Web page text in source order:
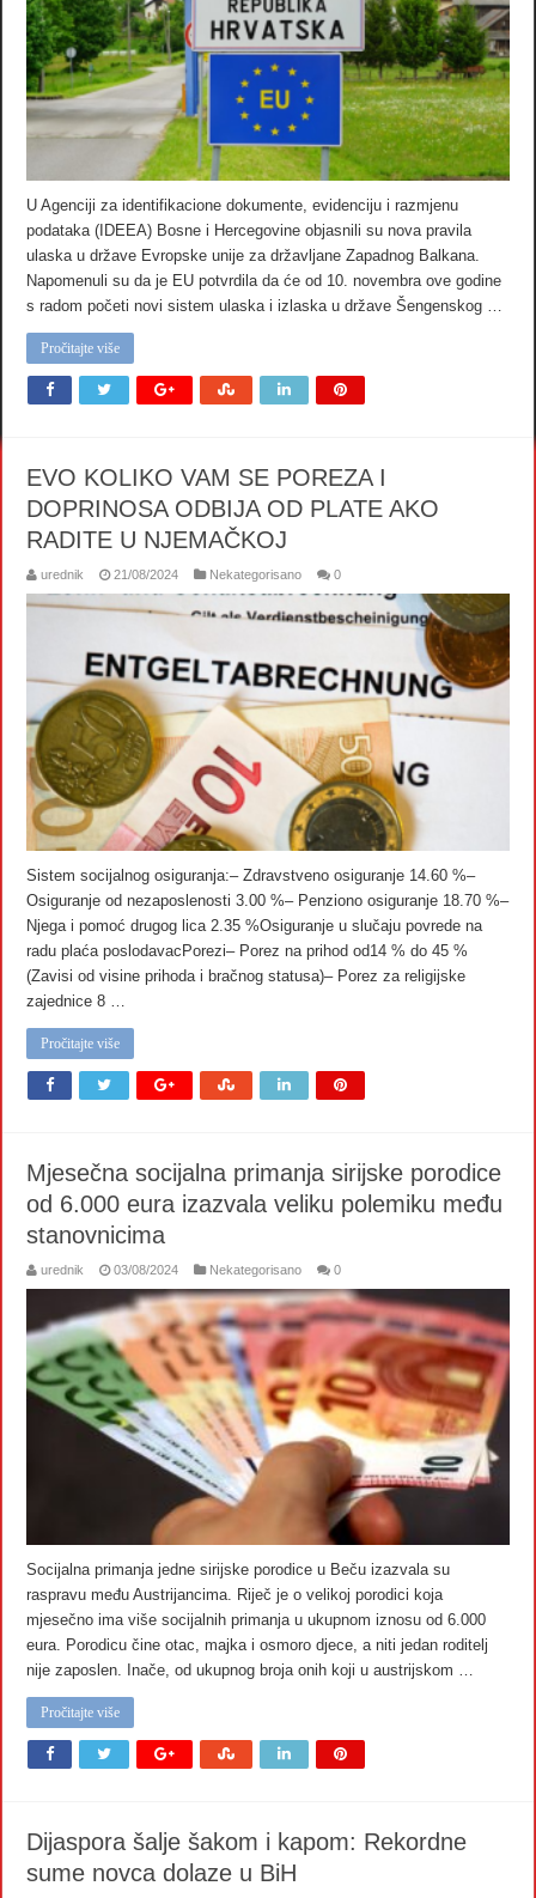
U Agenciji za identifikacione dokumente, evidenciju i razmjenu
podataka (IDEEA) Bosne i Hercegovine objasnili su nova pravila
ulaska u države Evropske unije za državljane Zapadnog Balkana.
Napomenuli su da je EU potvrdila da će od 10. novembra ove godine
s radom početi novi sistem ulaska i izlaska u države Šengenskog …
Pročitajte više
EVO KOLIKO VAM SE POREZA I
DOPRINOSA ODBIJA OD PLATE AKO
RADITE U NJEMAČKOJ
urednik 21/08/2024 Nekategorisano 0
Sistem socijalnog osiguranja:– Zdravstveno osiguranje 14.60 %–
Osiguranje od nezaposlenosti 3.00 %– Penziono osiguranje 18.70 %–
Njega i pomoć drugog lica 2.35 %Osiguranje u slučaju povrede na
radu plaća poslodavacPorezi– Porez na prihod od14 % do 45 %
(Zavisi od visine prihoda i bračnog statusa)– Porez za religijske
zajednice 8 …
Pročitajte više
Mjesečna socijalna primanja sirijske porodice
od 6.000 eura izazvala veliku polemiku među
stanovnicima
urednik 03/08/2024 Nekategorisano 0
Socijalna primanja jedne sirijske porodice u Beču izazvala su
raspravu među Austrijancima. Riječ je o velikoj porodici koja
mjesečno ima više socijalnih primanja u ukupnom iznosu od 6.000
eura. Porodicu čine otac, majka i osmoro djece, a niti jedan roditelj
nije zaposlen. Inače, od ukupnog broja onih koji u austrijskom …
Pročitajte više
Dijaspora šalje šakom i kapom: Rekordne
sume novca dolaze u BiH